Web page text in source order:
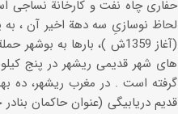
حفاری چاه نفت و کارخانة نساجی
لحاظ نوسازیِ سه دهة اخیر آن ،
های شهر قدیمی ریشهر در پنج
گرفته است . در مغرب ریشهر، ده
قدیم دریابیگی (عنوان حاکمان